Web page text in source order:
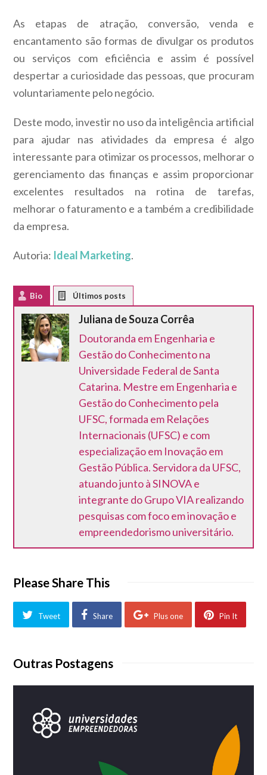
As etapas de atração, conversão, venda e
encantamento são formas de divulgar os produtos
ou serviços com eficiência e assim é possível
despertar a curiosidade das pessoas, que procuram
voluntariamente pelo negócio.
Deste modo, investir no uso da inteligência artificial
para ajudar nas atividades da empresa é algo
interessante para otimizar os processos, melhorar o
gerenciamento das finanças e assim proporcionar
excelentes resultados na rotina de tarefas,
melhorar o faturamento e a também a credibilidade
da empresa.
Autoria: Ideal Marketing.
Bio
Juliana de Souza Corrêa
Doutoranda em Engenharia e
Gestão do Conhecimento na
Universidade Federal de Santa
Catarina. Mestre em Engenharia e
Gestão do Conhecimento pela
UFSC, formada em Relações
Internacionais (UFSC) e com
especialização em Inovação em
Gestão Pública. Servidora da UFSC,
atuando junto à SINOVA e
integrante do Grupo VIA realizando
pesquisas com foco em inovação e
empreendedorismo universitário.
Please Share This
Tweet Share Plus one Pin It
Outras Postagens